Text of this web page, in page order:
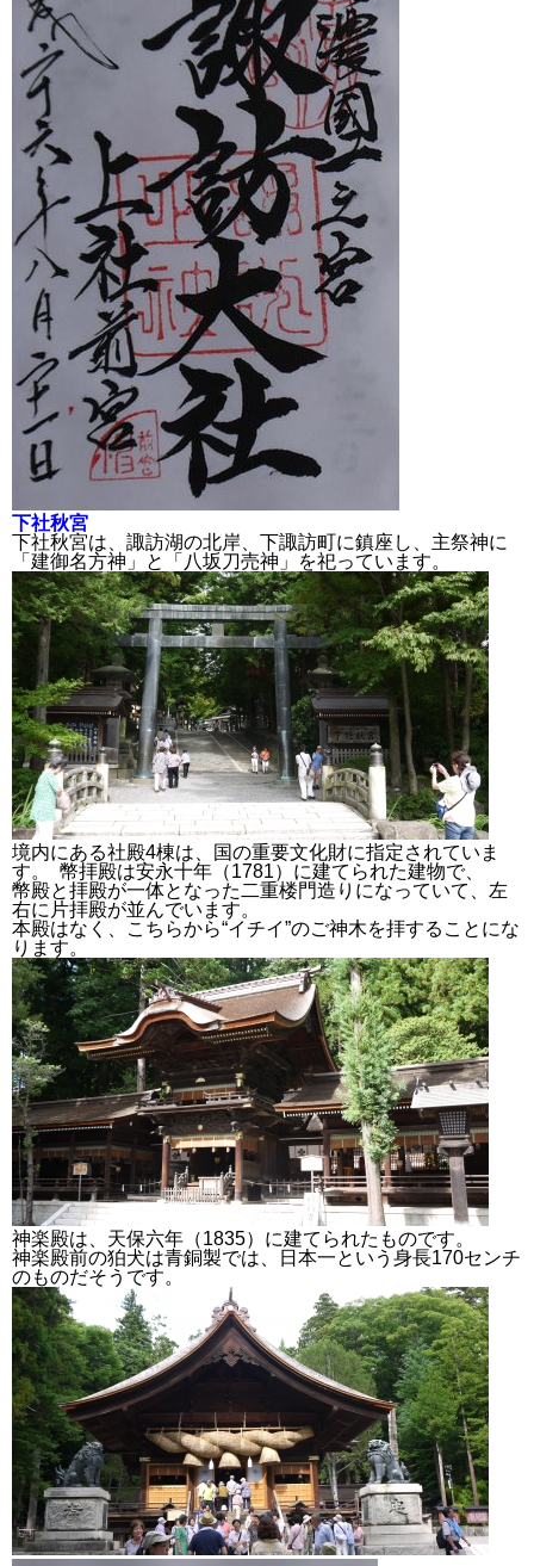
下社秋宮
下社秋宮は、諏訪湖の北岸、下諏訪町に鎮座し、 主祭神に
「 建御名方神 」と 「八坂刀売神」を祀っています。
境内にある社殿4棟は、国の重要文化財に指定されていま
す。 幣拝殿は安永十年（1781）に建てられた建物で、
幣殿と拝殿が一体となった二重楼門造りになっていて、左
右に片拝殿が並んでいます。
本殿はなく、こちらから“イチイ”のご神木を拝することにな
ります。
神楽殿は、天保六年（1835）に建てられたものです。
神楽殿前の狛犬は青銅製では、日本一という身長170センチ
のものだそうです。